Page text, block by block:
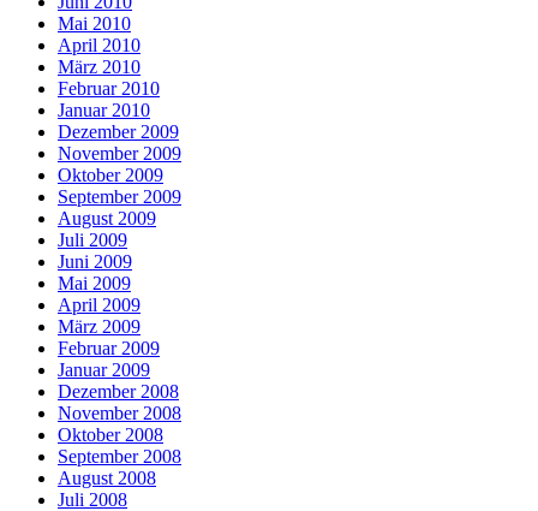
Mai 2010
April 2010
März 2010
Februar 2010
Januar 2010
Dezember 2009
November 2009
Oktober 2009
September 2009
August 2009
Juli 2009
Juni 2009
Mai 2009
April 2009
März 2009
Februar 2009
Januar 2009
Dezember 2008
November 2008
Oktober 2008
September 2008
August 2008
Juli 2008